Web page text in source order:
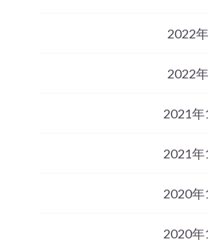
2022
2022
2021年
2021年
2020年
2020年